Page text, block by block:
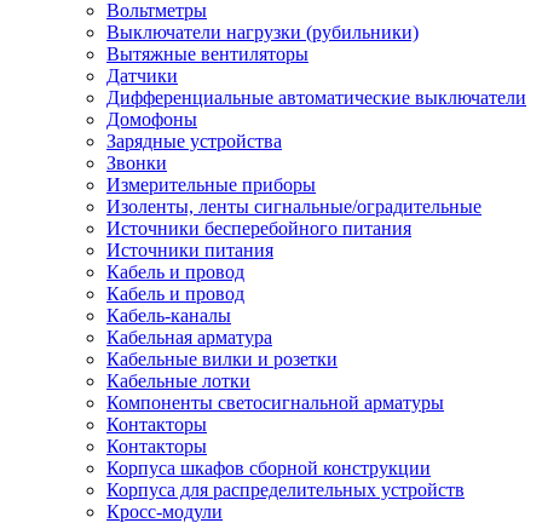
Вольтметры
Выключатели нагрузки (рубильники)
Вытяжные вентиляторы
Датчики
Дифференциальные автоматические выключатели
Домофоны
Зарядные устройства
Звонки
Измерительные приборы
Изоленты, ленты сигнальные/оградительные
Источники бесперебойного питания
Источники питания
Кабель и провод
Кабель и провод
Кабель-каналы
Кабельная арматура
Кабельные вилки и розетки
Кабельные лотки
Компоненты светосигнальной арматуры
Контакторы
Контакторы
Корпуса шкафов сборной конструкции
Корпуса для распределительных устройств
Кросс-модули